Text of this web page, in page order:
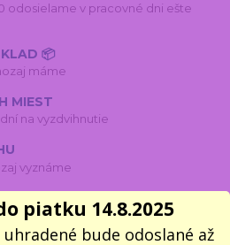
odosielame v pracovné dni ešte
📦
máme
MIEST
na vyzdvihnutie
vyznáme
piatku 14.8.2025
bude odoslané až